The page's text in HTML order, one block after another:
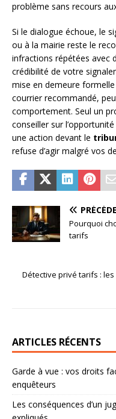
problème sans recours
Si le dialogue échoue, le
ou à la mairie reste le
infractions répétées avec
crédibilité de votre
mise en demeure
courrier recommandé,
comportement. Seul un
conseiller sur
une action devant le
refuse d’agir malgré vos
Pourquoi
tarifs
Détective privé tarifs :
ARTICLES RÉCENTS
Garde à vue : vos droits
enquêteurs
Les conséquences d’un